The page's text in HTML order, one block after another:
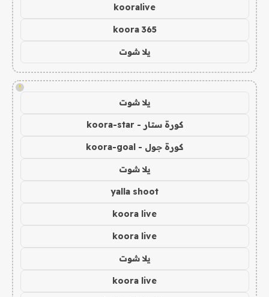
kooralive
koora 365
يلا شوت
!
يلا شوت
كورة ستار - koora-star
كورة جول - koora-goal
يلا شوت
yalla shoot
koora live
koora live
يلا شوت
koora live